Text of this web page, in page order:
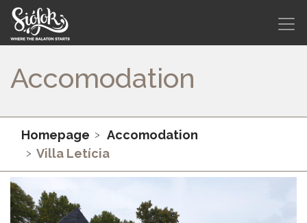
Accomodation
Homepage
Accomodation
Villa Letícia